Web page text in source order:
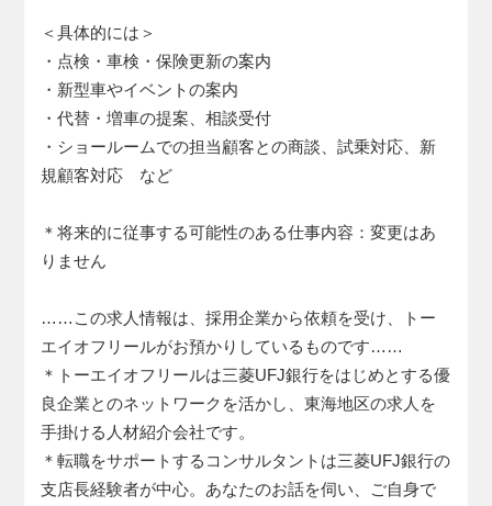
＜具体的には＞
・点検・車検・保険更新の案内
・新型車やイベントの案内
・代替・増車の提案、相談受付
・ショールームでの担当顧客との商談、試乗対応、新
規顧客対応 など
＊将来的に従事する可能性のある仕事内容：変更はあ
りません
……この求人情報は、採用企業から依頼を受け、トー
エイオフリールがお預かりしているものです……
＊トーエイオフリールは三菱UFJ銀行をはじめとする優
良企業とのネットワークを活かし、東海地区の求人を
手掛ける人材紹介会社です。
＊転職をサポートするコンサルタントは三菱UFJ銀行の
支店長経験者が中心。あなたのお話を伺い、ご自身で